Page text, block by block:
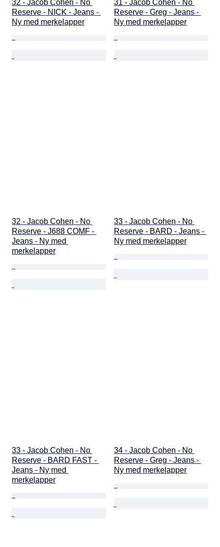
32 - Jacob Cohen - No
Reserve - NICK - Jeans -
Ny med merkelapper
31 - Jacob Cohen - No
Reserve - Greg - Jeans -
Ny med merkelapper
32 - Jacob Cohen - No
Reserve - J688 COMF -
Jeans - Ny med
merkelapper
33 - Jacob Cohen - No
Reserve - BARD - Jeans -
Ny med merkelapper
33 - Jacob Cohen - No
Reserve - BARD FAST -
Jeans - Ny med
merkelapper
34 - Jacob Cohen - No
Reserve - Greg - Jeans -
Ny med merkelapper